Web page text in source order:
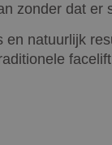
zonder dat er
natuurlijk